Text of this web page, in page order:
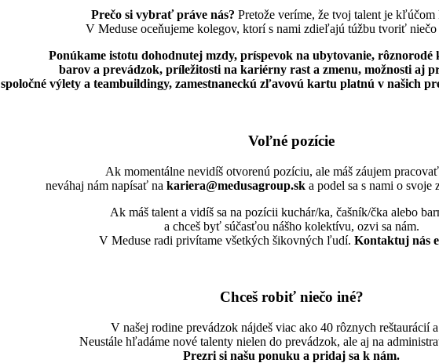
Prečo si vybrať práve nás? Pretože veríme, že tvoj talent je kľúčom
V Meduse oceňujeme kolegov, ktorí s nami zdieľajú túžbu tvoriť
Ponúkame istotu dohodnutej mzdy, príspevok na ubytovanie, rôznorodé
barov a prevádzok, príležitosti na kariérny rast a zmenu, možnosti aj
spoločné výlety a teambuildingy, zamestnaneckú zľavovú kartu platnú v našich
Voľné pozície
Ak momentálne nevidíš otvorenú pozíciu, ale máš záujem
neváhaj nám napísať na kariera@medusagroup.sk a podel sa s nami o svoje
Ak máš talent a vidíš sa na pozícii kuchár/ka, čašník/čka alebo
a chceš byť súčasťou nášho kolektívu, ozvi sa nám.
V Meduse radi privítame všetkých šikovných ľudí. Kontaktuj nás
Chceš robiť niečo iné?
V našej rodine prevádzok nájdeš viac ako 40 rôznych reštaurácií
Neustále hľadáme nové talenty nielen do prevádzok, ale aj na
Prezri si našu ponuku a pridaj sa k nám.